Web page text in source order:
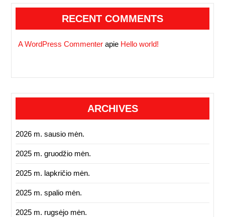
RECENT COMMENTS
A WordPress Commenter apie Hello world!
ARCHIVES
2026 m. sausio mėn.
2025 m. gruodžio mėn.
2025 m. lapkričio mėn.
2025 m. spalio mėn.
2025 m. rugsėjo mėn.